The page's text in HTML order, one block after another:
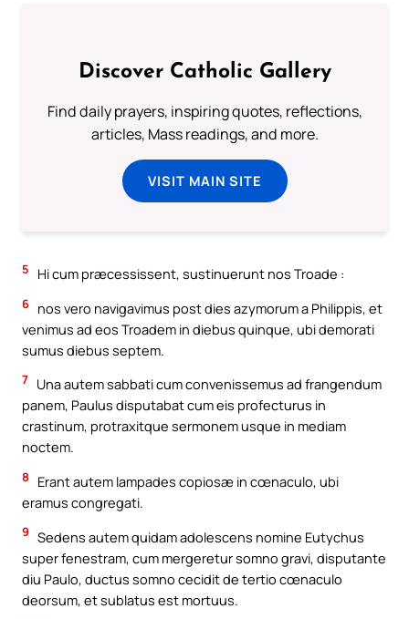
Discover Catholic Gallery
Find daily prayers, inspiring quotes, reflections,
articles, Mass readings, and more.
VISIT MAIN SITE
5 Hi cum præcessissent, sustinuerunt nos Troade :
6 nos vero navigavimus post dies azymorum a Philippis, et
venimus ad eos Troadem in diebus quinque, ubi demorati
sumus diebus septem.
7 Una autem sabbati cum convenissemus ad frangendum
panem, Paulus disputabat cum eis profecturus in
crastinum, protraxitque sermonem usque in mediam
noctem.
8
Erant autem lampades copiosæ in cœnaculo, ubi
eramus congregati.
9 Sedens autem quidam adolescens nomine Eutychus
super fenestram, cum mergeretur somno gravi, disputante
diu Paulo, ductus somno cecidit de tertio cœnaculo
deorsum, et sublatus est mortuus.